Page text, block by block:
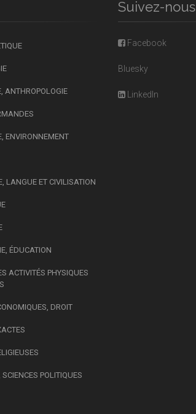
ANTHROPOLOGIE
ENVIRONNEMENT
LANGUE ET CIVILISATION
ÉDUCATION
ACTIVITÉS PHYSIQUES
DROIT
POLITIQUES
Suivez-nous
Facebook
Bluesky
LinkedIn